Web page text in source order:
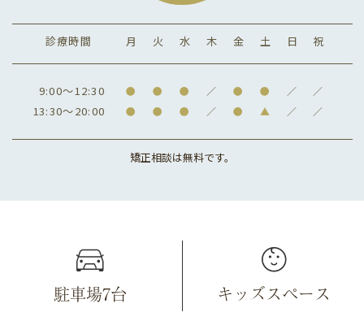
診療時間 月 火 水 木 金 土 日 祝
9:00～12:30 ● ● ● ／ ● ● ／ ／
13:30～20:00 ● ● ● ／ ● ▲ ／ ／
矯正相談は無料です。
駐車場7台 キッズスペース